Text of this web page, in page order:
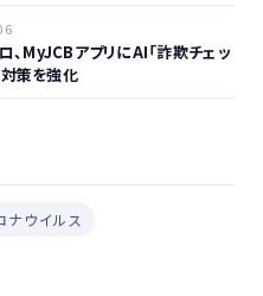
、MyJCBアプリにAI「詐欺チェッ
策を強化
ウイルス